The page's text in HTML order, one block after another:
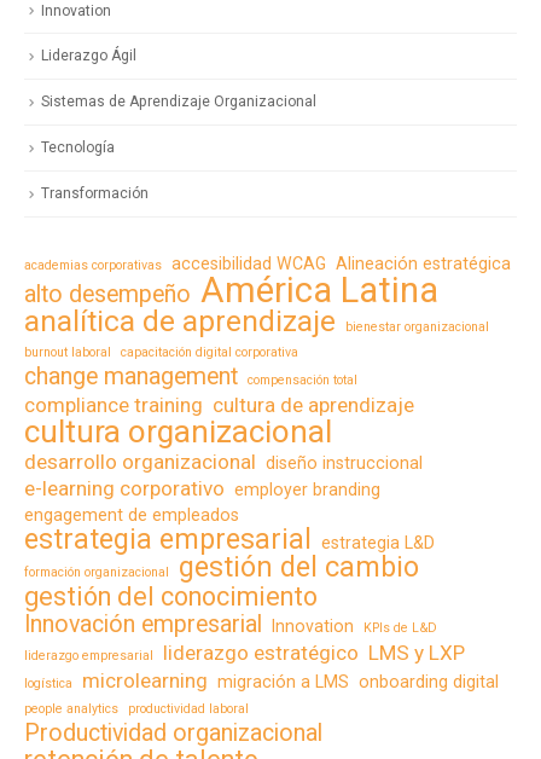
Innovation
Liderazgo Ágil
Sistemas de Aprendizaje Organizacional
Tecnología
Transformación
academias corporativas accesibilidad WCAG Alineación estratégica
alto desempeño América Latina
analítica de aprendizaje
bienestar organizacional
burnout laboral
capacitación digital corporativa
change management compensación total
compliance training cultura de aprendizaje
cultura organizacional
desarrollo organizacional diseño instruccional
e-learning corporativo employer branding
engagement de empleados
estrategia empresarial estrategia L&D
formación organizacional gestión del cambio
gestión del conocimiento
Innovación empresarial Innovation
KPIs de L&D
liderazgo empresarial
liderazgo estratégico LMS y LXP
logística microlearning migración a LMS onboarding digital
people analytics productividad laboral
Productividad organizacional